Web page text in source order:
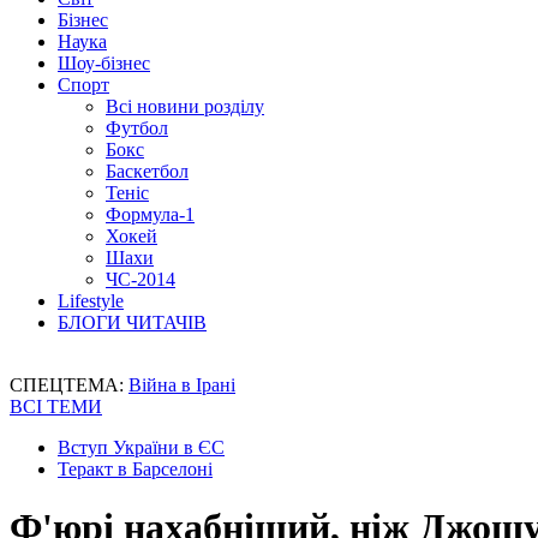
Бізнес
Наука
Шоу-бізнес
Спорт
Всі новини розділу
Футбол
Бокс
Баскетбол
Теніс
Формула-1
Хокей
Шахи
ЧС-2014
Lifestyle
БЛОГИ ЧИТАЧІВ
СПЕЦТЕМА: Війна в Ірані
ВСІ ТЕМИ
Вступ України в ЄС
Теракт в Барселоні
Ф'юрі нахабніший, ніж